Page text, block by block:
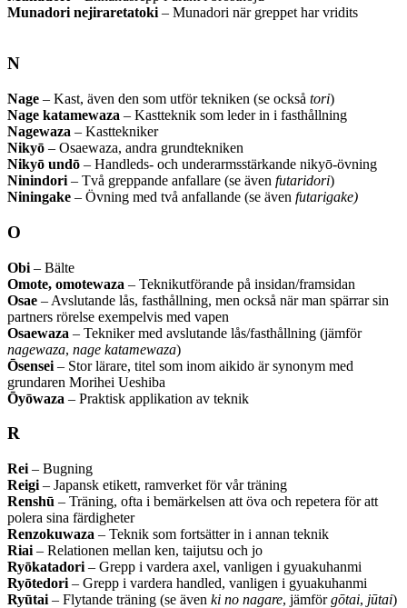
Munadori nejiraretatoki – Munadori när greppet har vridits
N
Nage – Kast, även den som utför tekniken (se också tori)
Nage katamewaza – Kastteknik som leder in i fasthållning
Nagewaza – Kasttekniker
Nikyō – Osaewaza, andra grundtekniken
Nikyō undō – Handleds- och underarmsstärkande nikyō-övning
Ninindori – Två greppande anfallare (se även futaridori)
Niningake – Övning med två anfallande (se även futarigake)
O
Obi – Bälte
Omote, omotewaza – Teknikutförande på insidan/framsidan
Osae – Avslutande lås, fasthållning, men också när man spärrar sin
partners rörelse exempelvis med vapen
Osaewaza – Tekniker med avslutande lås/fasthållning (jämför
nagewaza, nage katamewaza)
Ōsensei – Stor lärare, titel som inom aikido är synonym med
grundaren Morihei Ueshiba
Ōyōwaza – Praktisk applikation av teknik
R
Rei – Bugning
Reigi – Japansk etikett, ramverket för vår träning
Renshū – Träning, ofta i bemärkelsen att öva och repetera för att
polera sina färdigheter
Renzokuwaza – Teknik som fortsätter in i annan teknik
Riai – Relationen mellan ken, taijutsu och jo
Ryōkatadori – Grepp i vardera axel, vanligen i gyuakuhanmi
Ryōtedori – Grepp i vardera handled, vanligen i gyuakuhanmi
Ryūtai – Flytande träning (se även ki no nagare, jämförgōtai, jūtai)